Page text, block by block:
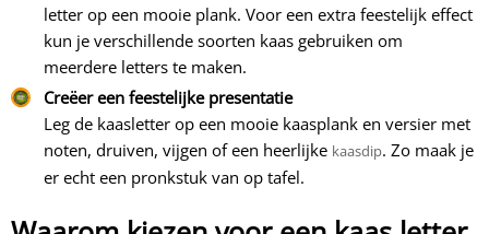
letter op een mooie plank. Voor een extra feestelijk effect
kun je verschillende soorten kaas gebruiken om
meerdere letters te maken.
Creëer een feestelijke presentatie
Leg de kaasletter op een mooie kaasplank en versier met
noten, druiven, vijgen of een heerlijke kaasdip. Zo maak je
er echt een pronkstuk van op tafel.